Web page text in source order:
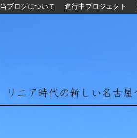
当ブログについて 進行中プロジェクト